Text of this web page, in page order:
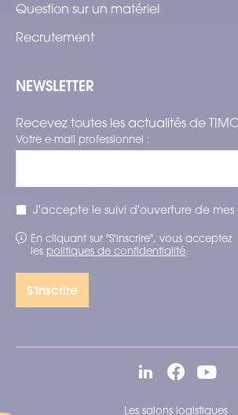
Question sur un matériel
Recrutement
NEWSLETTER
Recevez toutes les actualités de
Votre e-mail professionnel :
J'accepte le suivi d'ouverture de mes
En cliquant sur "S'inscrire", vous acceptez
les politiques de confidentialité.
Les salons logistiques